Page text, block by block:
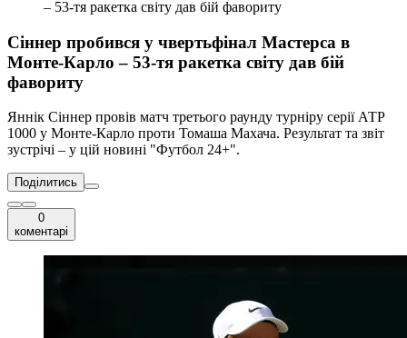
– 53-тя ракетка світу дав бій фавориту
Сіннер пробився у чвертьфінал Мастерса в
Монте-Карло – 53-тя ракетка світу дав бій
фавориту
Яннік Сіннер провів матч третього раунду турніру серії АТР
1000 у Монте-Карло проти Томаша Махача. Результат та звіт
зустрічі – у цій новині "Футбол 24+".
Поділитись
0
коментарі